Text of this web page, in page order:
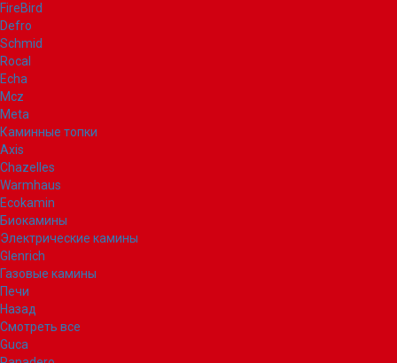
FireBird
Defro
Schmid
Rocal
Echa
Mcz
Meta
Каминные топки
Axis
Chazelles
Warmhaus
Ecokamin
Биокамины
Электрические камины
Glenrich
Газовые камины
Печи
Назад
Смотреть все
Guca